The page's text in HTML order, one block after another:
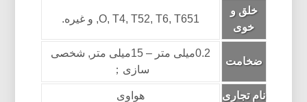
خلق و
خوی
O, T4, T52, T6, T651, و غیره.
ضخامت
0.2میلی متر – 15میلی متر, شخصی
سازی；
نام تجاری هواوی